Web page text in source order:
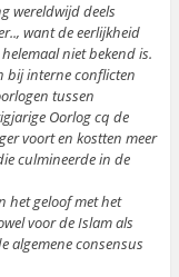
wereldwijd deels
want de eerlijkheid
niet bekend is.
bij interne conflicten
tussen
Oorlog cq de
voort en kostten meer
culmineerde in de
het geloof met het
voor de Islam als
algemene consensus